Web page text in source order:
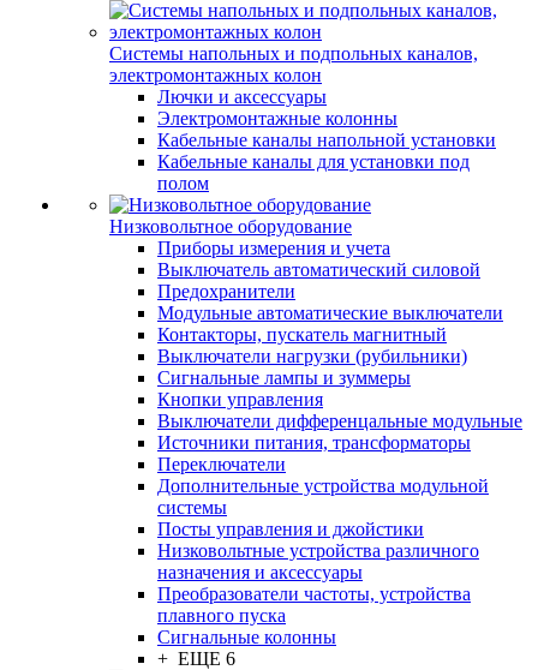
Системы напольных и подпольных каналов,
электромонтажных колон
Лючки и аксессуары
Электромонтажные колонны
Кабельные каналы напольной установки
Кабельные каналы для установки под
полом
Низковольтное оборудование
Приборы измерения и учета
Выключатель автоматический силовой
Предохранители
Модульные автоматические выключатели
Контакторы, пускатель магнитный
Выключатели нагрузки (рубильники)
Сигнальные лампы и зуммеры
Кнопки управления
Выключатели дифференцальные модульные
Источники питания, трансформаторы
Переключатели
Дополнительные устройства модульной
системы
Посты управления и джойстики
Низковольтные устройства различного
назначения и аксессуары
Преобразователи частоты, устройства
плавного пуска
Сигнальные колонны
+ ЕЩЕ 6